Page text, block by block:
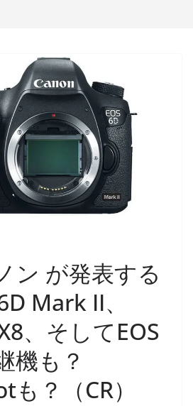
ン が発表する
Mark II、
、そしてEOS
機も？
？（CR）